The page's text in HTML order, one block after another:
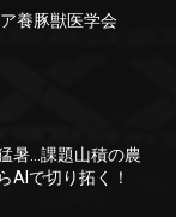
養豚獣医学会
暑…課題山積の農
AIで切り拓く！